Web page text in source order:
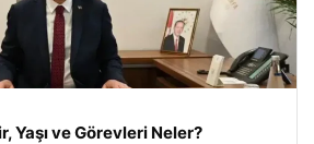
Yaşı ve Görevleri Neler?